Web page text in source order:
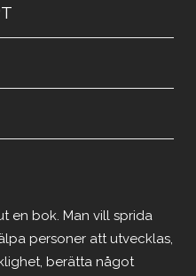
en bok. Man vill sprida
personer att utvecklas,
berätta något